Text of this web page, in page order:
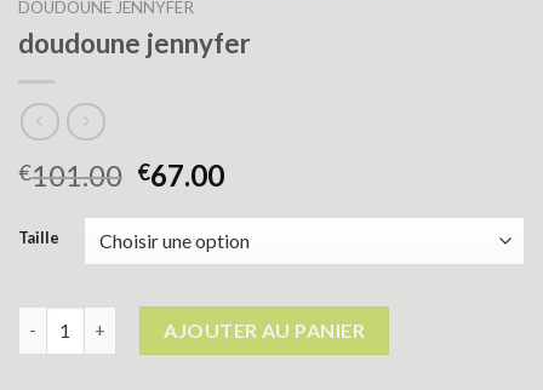
DOUDOUNE JENNYFER
doudoune jennyfer
€101.00 €67.00
Taille
AJOUTER AU PANIER